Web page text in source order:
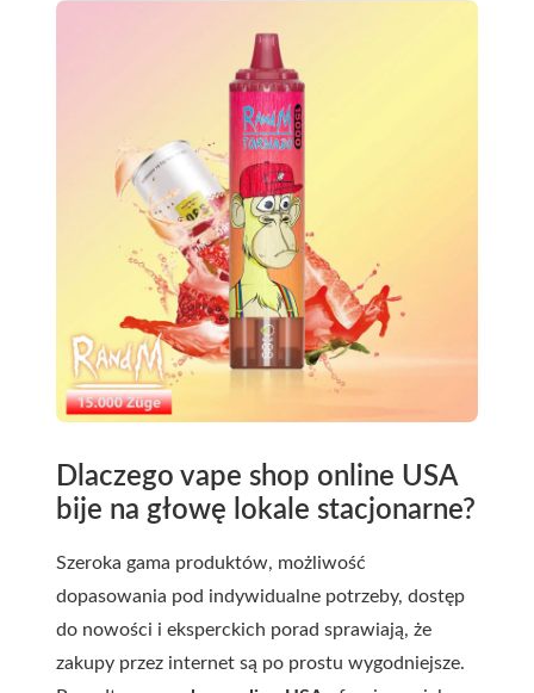
Dlaczego vape shop online USA
bije na głowę lokale stacjonarne?
Szeroka gama produktów, możliwość
dopasowania pod indywidualne potrzeby, dostęp
do nowości i eksperckich porad sprawiają, że
zakupy przez internet są po prostu wygodniejsze.